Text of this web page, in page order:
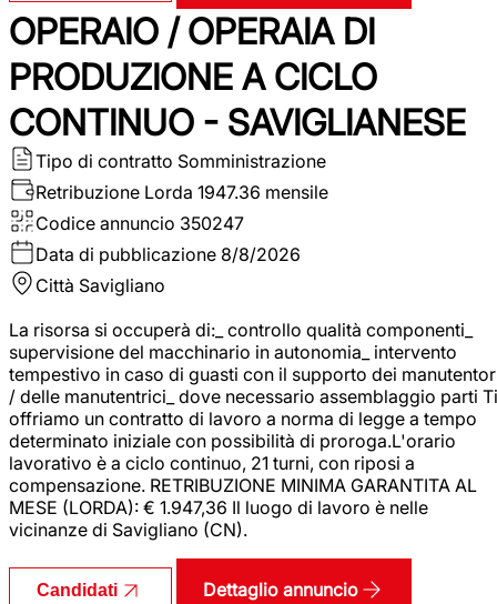
OPERAIO / OPERAIA DI
PRODUZIONE A CICLO
CONTINUO - SAVIGLIANESE
Tipo di contratto Somministrazione
Retribuzione Lorda 1947.36 mensile
Codice annuncio 350247
Data di pubblicazione 8/8/2026
Città Savigliano
La risorsa si occuperà di:_ controllo qualità componenti_
supervisione del macchinario in autonomia_ intervento
tempestivo in caso di guasti con il supporto dei
/ delle manutentrici_ dove necessario assemblaggio parti Ti
offriamo un contratto di lavoro a norma di legge a tempo
determinato iniziale con possibilità di proroga.L'orario
lavorativo è a ciclo continuo, 21 turni, con riposi a
compensazione. RETRIBUZIONE MINIMA GARANTITA AL
MESE (LORDA): € 1.947,36 Il luogo di lavoro è nelle
vicinanze di Savigliano (CN).
Candidati Dettaglio annuncio